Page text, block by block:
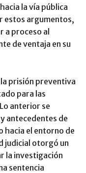
la vía pública
estos argumentos,
a proceso al
de ventaja en su
prisión preventiva
para las
anterior se
antecedentes de
hacia el entorno de
judicial otorgó un
la investigación
sentencia